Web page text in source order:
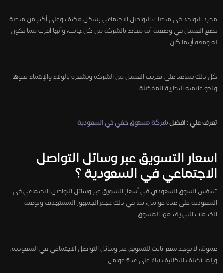
مجرد التواجد في منصات التواصل الاجتماعي بشكل مكثف وعلى أكثر من منصة
يضع العميل في وضعية أنه محاط بالشركة من كل جانب، وأنها أقرب مما يكون
له ومعه أينما كان.
كل ذلك يساعد على تقريب العميل من الشركة ويشعره بالولاء والإنتماء نحوها
ونحو علامته التجارية المفضلة.
تعرف علي : افضل شركة مستوق خفي في السعودية
اسعار التسويق عبر وسائل التواصل
الاجتماعي في السعودية ؟
تتنافس السوق السعودي في أسعار التسويق عبر وسائل التواصل الاجتماعي في
السعودية على عدة عوامل، بما في ذلك حجم الجمهور المستهدف ونوعية
الخدمات التي يقدمها المسوق.
عمومًا، لا يوجد سعر ثابت للتسويق عبر وسائل التواصل الاجتماعي في السعودية،
وإنما تختلف التكاليف بناءً على عدة عوامل.